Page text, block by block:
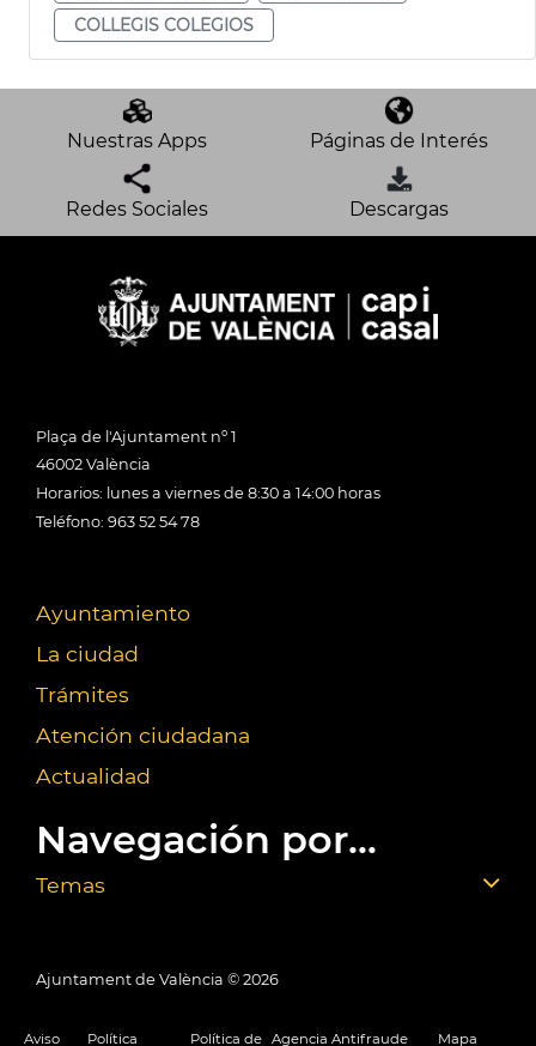
COLLEGIS COLEGIOS
Nuestras Apps Páginas de Interés
Redes Sociales Descargas
Plaça de l'Ajuntament nº 1
46002 València
Horarios: lunes a viernes de 8:30 a 14:00 horas
Teléfono: 963 52 54 78
Ayuntamiento
La ciudad
Trámites
Atención ciudadana
Actualidad
Navegación por...
Temas
Ajuntament de València © 2026
Aviso Política Política de Agencia Antifraude Mapa